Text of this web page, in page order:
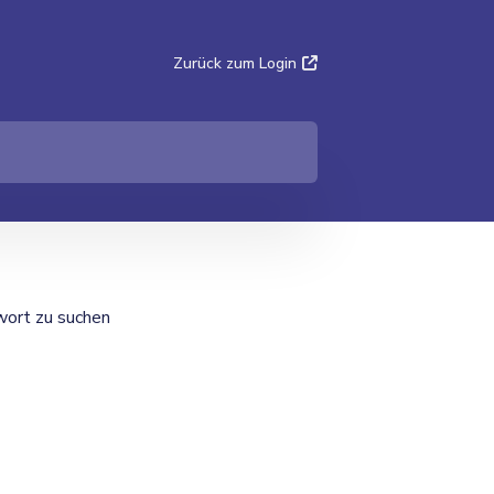
Zurück zum Login
zu suchen